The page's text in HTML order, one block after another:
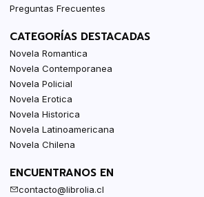
Preguntas Frecuentes
CATEGORÍAS DESTACADAS
Novela Romantica
Novela Contemporanea
Novela Policial
Novela Erotica
Novela Historica
Novela Latinoamericana
Novela Chilena
ENCUENTRANOS EN
contacto@librolia.cl